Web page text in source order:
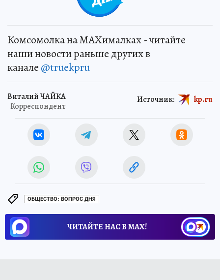
Комсомолка на MAXималках - читайте
наши новости раньше других в
канале @truekpru
Виталий ЧАЙКА
Корреспондент
Источник: kp.ru
ОБЩЕСТВО: ВОПРОС ДНЯ
ЧИТАЙТЕ НАС В МАХ!